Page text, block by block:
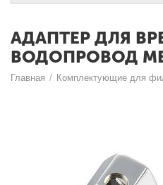
АДАПТЕР ДЛЯ
ВОДОПРОВОД
Главная / Комплектующие для